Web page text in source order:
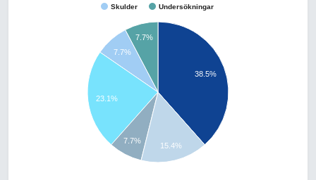
Skulder
Undersökningar
38.5%
7.7%
7.7%
23.1%
7.7%
15.4%